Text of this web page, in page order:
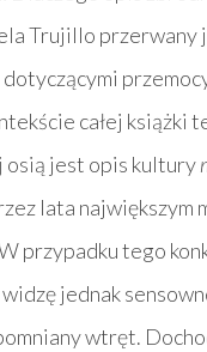
Trujillo przerwany
całej książki
osią jest opis kultury
lata największym
przypadku tego
widzę jednak
wtręt.